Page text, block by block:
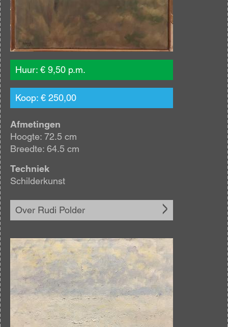
Huur: € 9,50 p.m.
Koop: € 250,00
Afmetingen
Hoogte: 72.5 cm
Breedte: 64.5 cm
Techniek
Schilderkunst
Over Rudi Polder
Afbeelding